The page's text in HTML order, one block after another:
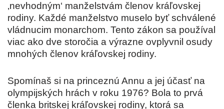
‚nevhodným‘ manželstvám členov kráľovskej
rodiny. Každé manželstvo muselo byť schválené
vládnucim monarchom. Tento zákon sa používal
viac ako dve storočia a výrazne ovplyvnil osudy
mnohých členov kráľovskej rodiny.
Spomínaš si na princeznú Annu a jej účasť na
olympijských hrách v roku 1976? Bola to prvá
členka britskej kráľovskej rodiny, ktorá sa